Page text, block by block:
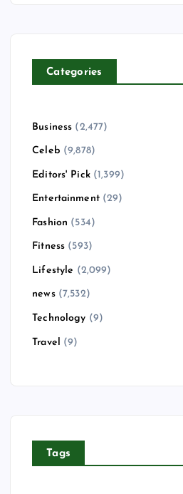
Categories
Business (2,477)
Celeb (9,878)
Editors' Pick(1,399)
Entertainment(29)
Fashion (534)
Fitness (593)
Lifestyle (2,099)
news(7,532)
Technology (9)
Travel (9)
Tags